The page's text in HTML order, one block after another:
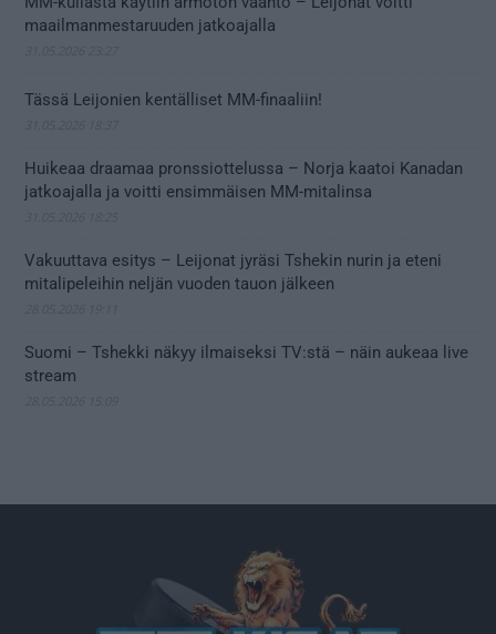
maailmanmestaruuden jatkoajalla
Tässä Leijonien kentälliset MM-finaaliin!
Huikeaa draamaa pronssiottelussa – Norja kaatoi Kanadan
jatkoajalla ja voitti ensimmäisen MM-mitalinsa
Vakuuttava esitys – Leijonat jyräsi Tshekin nurin ja eteni
mitalipeleihin neljän vuoden tauon jälkeen
Suomi – Tshekki näkyy ilmaiseksi TV:stä – näin aukeaa live
stream